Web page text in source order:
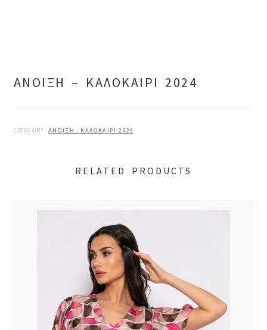
ΑΝΟΙΞΗ – ΚΑΛΟΚΑΙΡΙ 2024
CATEGORY: ΑΝΟΙΞΗ - ΚΑΛΟΚΑΙΡΙ 2024
RELATED PRODUCTS